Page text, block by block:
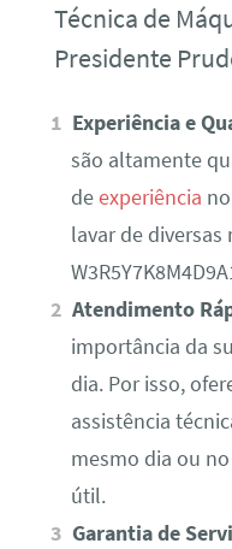
Técnica de
Presidente
Experiência e
são altamente
deexperiência
lavar de diversas
Atendimento
importância da
dia. Por isso,
assistência
mesmo dia ou
útil.
Garantia de